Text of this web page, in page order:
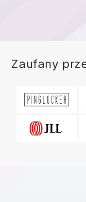
Zaufany